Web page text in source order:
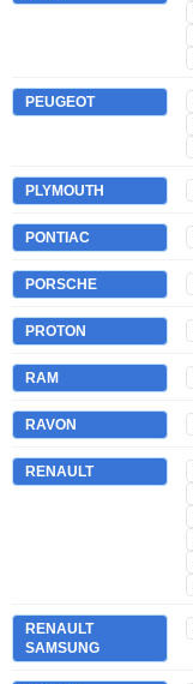
PEUGEOT
PLYMOUTH
PONTIAC
PORSCHE
PROTON
RAM
RAVON
RENAULT
RENAULT
SAMSUNG